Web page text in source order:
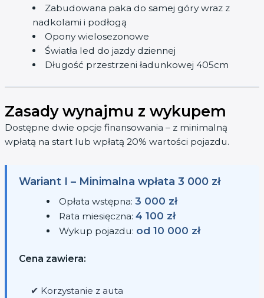
Zabudowana paka do samej góry wraz z
nadkolami i podłogą
Opony wielosezonowe
Światła led do jazdy dziennej
Długość przestrzeni ładunkowej 405cm
Zasady wynajmu z wykupem
Dostępne dwie opcje finansowania – z minimalną
wpłatą na start lub wpłatą 20% wartości pojazdu.
Wariant I – Minimalna wpłata 3 000 zł
Opłata wstępna:3 000 zł
Rata miesięczna:4 100 zł
Wykup pojazdu: od 10 000 zł
Cena zawiera:
✔ Korzystanie z auta